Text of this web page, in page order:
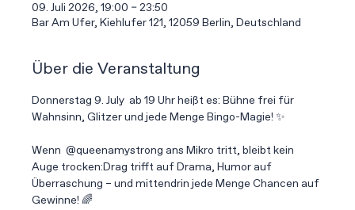
09. Juli 2026, 19:00 – 23:50
Bar Am Ufer, Kiehlufer 121, 12059 Berlin, Deutschland
Über die Veranstaltung
Donnerstag 9. July  ab 19 Uhr heißt es: Bühne frei für
Wahnsinn, Glitzer und jede Menge Bingo-Magie! ✨
Wenn  @queenamystrong ans Mikro tritt, bleibt kein
Auge trocken:Drag trifft auf Drama, Humor auf
Überraschung – und mittendrin jede Menge Chancen auf
Gewinne! 🌈